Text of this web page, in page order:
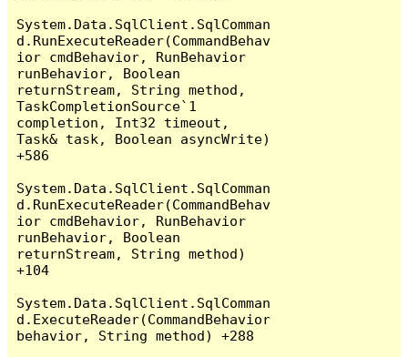
System.Data.SqlClient.SqlComman
d.RunExecuteReader(CommandBehav
ior cmdBehavior, RunBehavior
runBehavior, Boolean
returnStream, String method,
TaskCompletionSource`1
completion, Int32 timeout,
Task& task, Boolean asyncWrite)
+586
System.Data.SqlClient.SqlComman
d.RunExecuteReader(CommandBehav
ior cmdBehavior, RunBehavior
runBehavior, Boolean
returnStream, String method)
+104
System.Data.SqlClient.SqlComman
d.ExecuteReader(CommandBehavior
behavior, String method) +288